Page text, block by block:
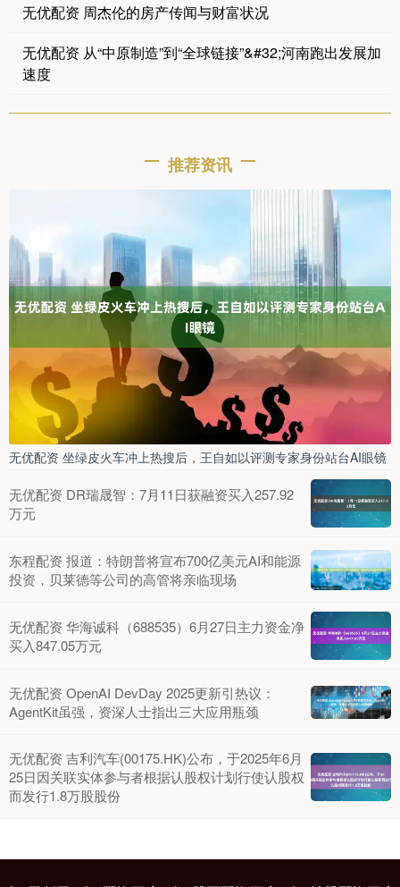
无优配资 周杰伦的房产传闻与财富状况
无优配资 从“中原制造”到“全球链接”&#32;河南跑出发展加
速度
推荐资讯
无优配资 坐绿皮火车冲上热搜后，王自如以评测专家身份站台AI眼镜
无优配资 DR瑞晟智：7月11日获融资买入257.92
万元
东程配资 报道：特朗普将宣布700亿美元AI和能源
投资，贝莱德等公司的高管将亲临现场
无优配资 华海诚科（688535）6月27日主力资金净
买入847.05万元
无优配资 OpenAI DevDay 2025更新引热议：
AgentKit虽强，资深人士指出三大应用瓶颈
无优配资 吉利汽车(00175.HK)公布，于2025年6月
25日因关联实体参与者根据认股权计划行使认股权
而发行1.8万股股份